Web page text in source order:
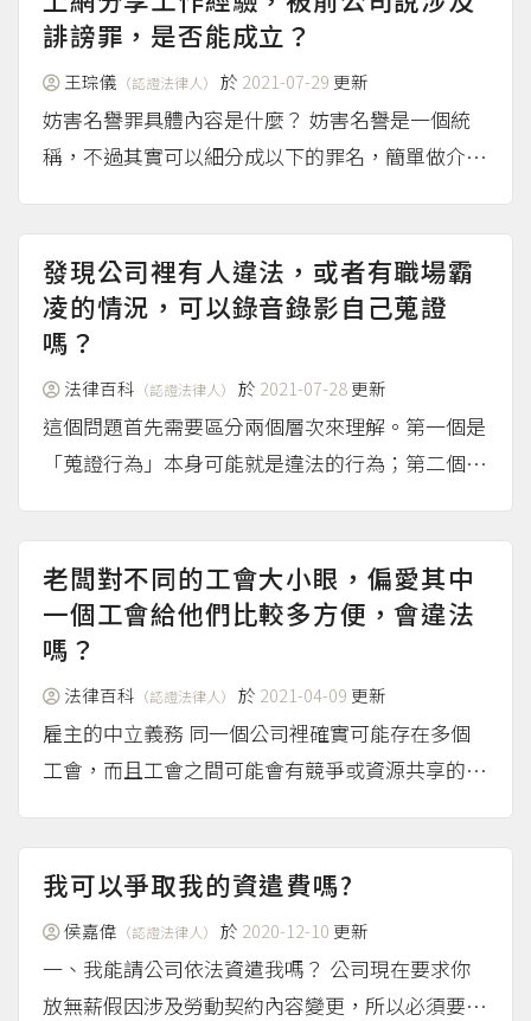
誹謗罪，是否能成立？
王琮儀 （認證法律人） 於 2021-07-29 更新
妨害名譽罪具體內容是什麼？ 妨害名譽是一個統
稱，不過其實可以細分成以下的罪名，簡單做介
擊、而非針對事實去做討論的言論。例如表示「面
試官長的好醜，想到要跟這種噁人一起工作，就不
想來這家公司了」...（more...）
發現公司裡有人違法，或者有職場霸
凌的情況，可以錄音錄影自己蒐證
嗎？
法律百科 （認證法律人） 於 2021-07-28更新
這個問題首先需要區分兩個層次來理解。第一個是
「蒐證行為」本身可能就是違法的行為；第二個是
法蒐集來的證據，法院是否會採用，需要進一步討
論。 蒐證行為可能會成立犯罪 即使是為了揭發公
司弊端而蒐證，但我...（more...）
老闆對不同的工會大小眼，偏愛其中
一個工會給他們比較多方便，會違法
嗎？
法律百科 （認證法律人） 於 2021-04-09 更新
雇主的中立義務 同一個公司裡確實可能存在多個
工會，而且工會之間可能會有競爭或資源共享的問
聽話的工會（甚至是御用工會）比較多方便，這種
不當介入的行為可能會導致其他工會的發展被壓
抑，產生不公平的情形。...
（more...）
我可以爭取我的資遣費嗎?
侯嘉偉 （認證法律人） 於 2020-12-10 更新
一、我能請公司依法資遣我嗎？ 公司現在要求你
放無薪假因涉及勞動契約內容變更，所以必須要經